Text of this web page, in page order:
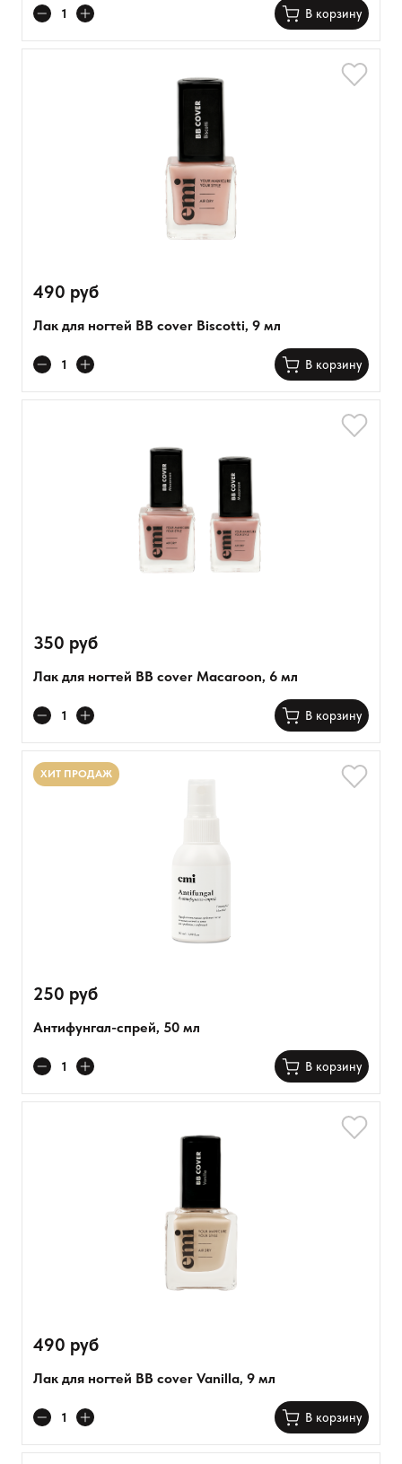
В корзину
490 руб
Лак для ногтей BB cover Biscotti, 9 мл
В корзину
350 руб
Лак для ногтей BB cover Macaroon, 6 мл
В корзину
ХИТ ПРОДАЖ
250 руб
Антифунгал-спрей, 50 мл
В корзину
490 руб
Лак для ногтей BB cover Vanilla, 9 мл
В корзину